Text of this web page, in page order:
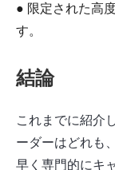
● 限定された高
す。
結論
これまでに紹介
ーダーはどれも
早く専門的にキ